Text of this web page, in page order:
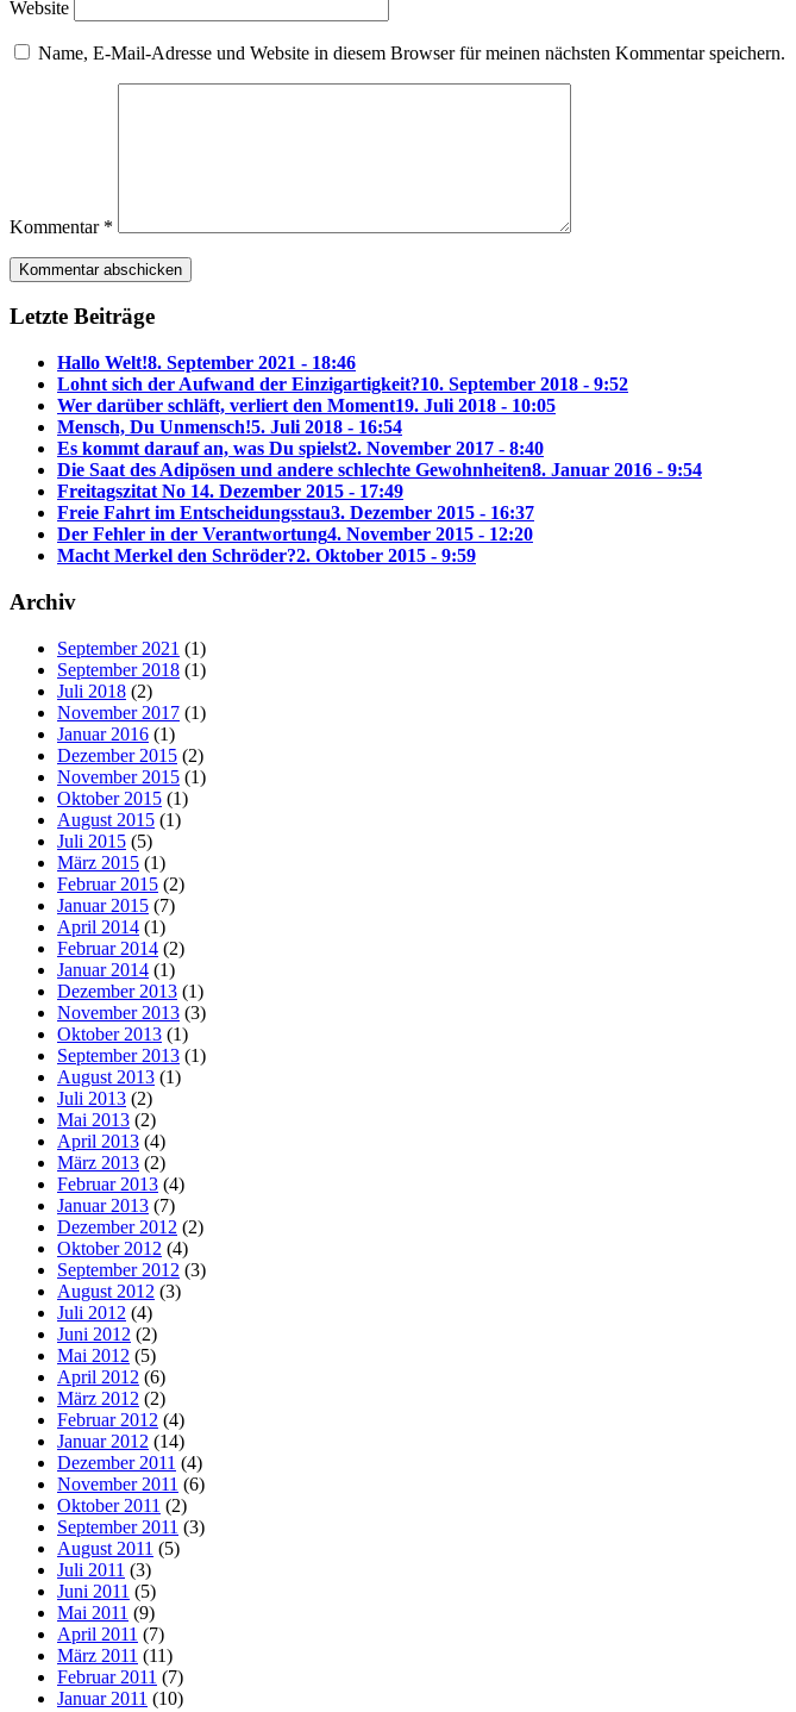
Website
Name, E-Mail-Adresse und Website in diesem Browser für meinen nächsten Kommentar speichern.
Kommentar *
Letzte Beiträge
Hallo Welt!8. September 2021 - 18:46
Lohnt sich der Aufwand der Einzigartigkeit?10. September 2018 - 9:52
Wer darüber schläft, verliert den Moment19. Juli 2018 - 10:05
Mensch, Du Unmensch!5. Juli 2018 - 16:54
Es kommt darauf an, was Du spielst2. November 2017 - 8:40
Die Saat des Adipösen und andere schlechte Gewohnheiten8. Januar 2016 - 9:54
Freitagszitat No 14. Dezember 2015 - 17:49
Freie Fahrt im Entscheidungsstau3. Dezember 2015 - 16:37
Der Fehler in der Verantwortung4. November 2015 - 12:20
Macht Merkel den Schröder?2. Oktober 2015 - 9:59
Archiv
September 2021 (1)
September 2018 (1)
Juli 2018 (2)
November 2017 (1)
Januar 2016 (1)
Dezember 2015 (2)
November 2015 (1)
Oktober 2015 (1)
August 2015 (1)
Juli 2015 (5)
März 2015 (1)
Februar 2015 (2)
Januar 2015 (7)
April 2014 (1)
Februar 2014 (2)
Januar 2014 (1)
Dezember 2013 (1)
November 2013 (3)
Oktober 2013 (1)
September 2013 (1)
August 2013 (1)
Juli 2013 (2)
Mai 2013 (2)
April 2013 (4)
März 2013 (2)
Februar 2013 (4)
Januar 2013 (7)
Dezember 2012 (2)
Oktober 2012 (4)
September 2012 (3)
August 2012 (3)
Juli 2012 (4)
Juni 2012 (2)
Mai 2012 (5)
April 2012 (6)
März 2012 (2)
Februar 2012 (4)
Januar 2012 (14)
Dezember 2011 (4)
November 2011 (6)
Oktober 2011 (2)
September 2011 (3)
August 2011 (5)
Juli 2011 (3)
Juni 2011 (5)
Mai 2011 (9)
April 2011 (7)
März 2011 (11)
Februar 2011 (7)
Januar 2011 (10)